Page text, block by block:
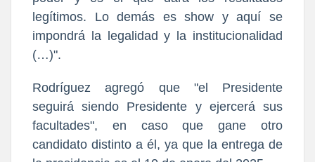
legítimos. Lo demás es show y aquí se
impondrá la legalidad y la institucionalidad
(…)".
Rodríguez agregó que "el Presidente
seguirá siendo Presidente y ejercerá sus
facultades", en caso que gane otro
candidato distinto a él, ya que la entrega de